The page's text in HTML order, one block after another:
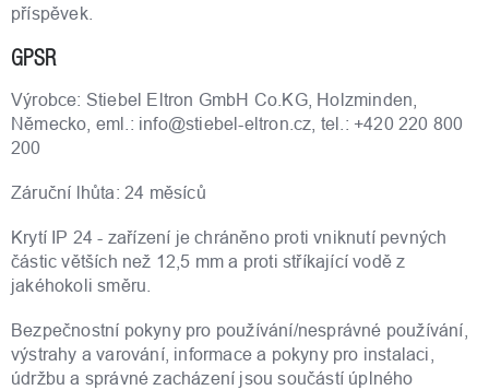
příspěvek.
GPSR
Výrobce: Stiebel Eltron GmbH Co.KG, Holzminden,
Německo, eml.: info@stiebel-eltron.cz, tel.: +420 220 800
200
Záruční lhůta: 24 měsíců
Krytí IP 24 - zařízení je chráněno proti vniknutí pevných
částic větších než 12,5 mm a proti stříkající vodě z
jakéhokoli směru.
Bezpečnostní pokyny pro používání/nesprávné používání,
výstrahy a varování, informace a pokyny pro instalaci,
údržbu a správné zacházení jsou součástí úplného